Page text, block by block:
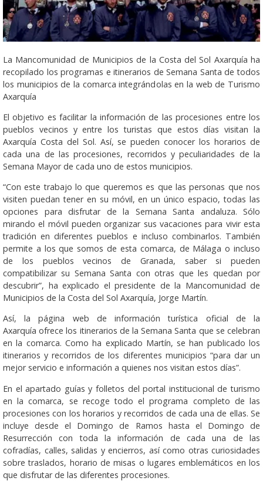
La Mancomunidad de Municipios de la Costa del Sol Axarquía ha
recopilado los programas e itinerarios de Semana Santa de todos
los municipios de la comarca integrándolas en la web de Turismo
Axarquía
El objetivo es facilitar la información de las procesiones entre los
pueblos vecinos y entre los turistas que estos días visitan la
Axarquía Costa del Sol. Así, se pueden conocer los horarios de
cada una de las procesiones, recorridos y peculiaridades de la
Semana Mayor de cada uno de estos municipios.
“Con este trabajo lo que queremos es que las personas que nos
visiten puedan tener en su móvil, en un único espacio, todas las
opciones para disfrutar de la Semana Santa andaluza. Sólo
mirando el móvil pueden organizar sus vacaciones para vivir esta
tradición en diferentes pueblos e incluso combinarlos. También
permite a los que somos de esta comarca, de Málaga o incluso
de los pueblos vecinos de Granada, saber si pueden
compatibilizar su Semana Santa con otras que les quedan por
descubrir”, ha explicado el presidente de la Mancomunidad de
Municipios de la Costa del Sol Axarquía, Jorge Martín.
Así, la página web de información turística oficial de la
Axarquía ofrece los itinerarios de la Semana Santa que se celebran
en la comarca. Como ha explicado Martín, se han publicado los
itinerarios y recorridos de los diferentes municipios “para dar un
mejor servicio e información a quienes nos visitan estos días”.
En el apartado guías y folletos del portal institucional de turismo
en la comarca, se recoge todo el programa completo de las
procesiones con los horarios y recorridos de cada una de ellas. Se
incluye desde el Domingo de Ramos hasta el Domingo de
Resurrección con toda la información de cada una de las
cofradías, calles, salidas y encierros, así como otras curiosidades
sobre traslados, horario de misas o lugares emblemáticos en los
que disfrutar de las diferentes procesiones.